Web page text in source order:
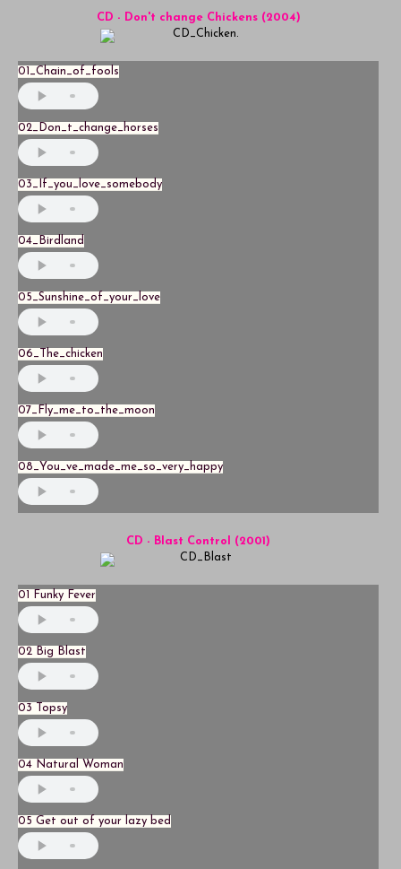
CD - Don't change Chickens (2004)
01_Chain_of_fools
02_Don_t_change_horses
03_If_you_love_somebody
04_Birdland
05_Sunshine_of_your_love
06_The_chicken
07_Fly_me_to_the_moon
08_You_ve_made_me_so_very_happy
CD - Blast Control (2001)
01 Funky Fever
02 Big Blast
03 Topsy
04 Natural Woman
05 Get out of your lazy bed